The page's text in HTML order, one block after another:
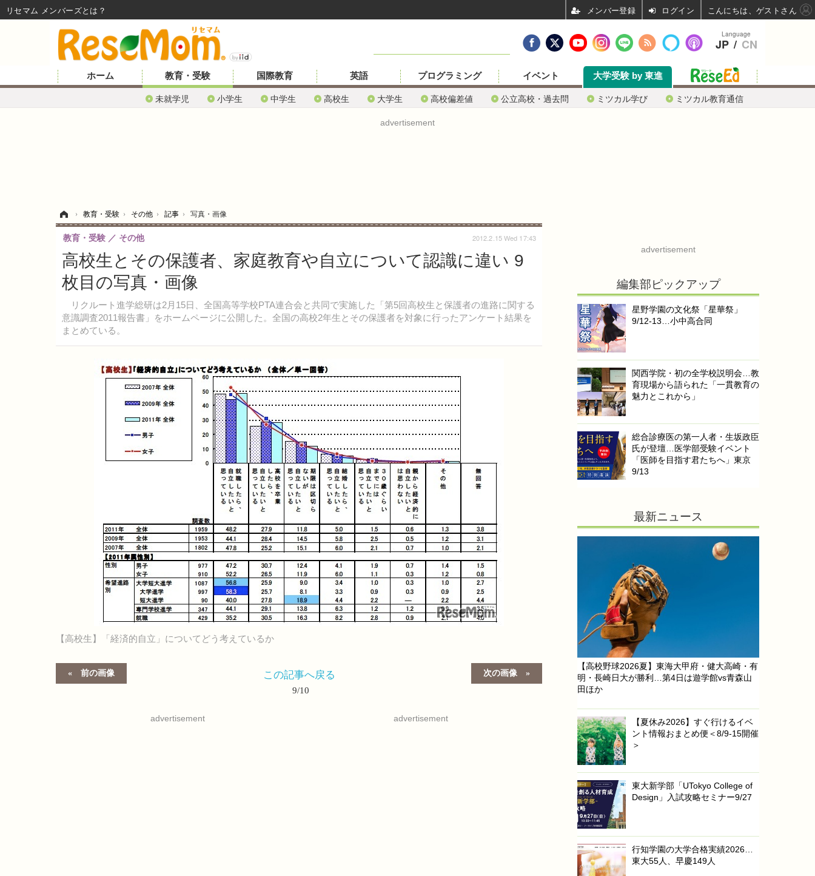
ホーム 教育・受験
未就学児 小学生 中学生 高校生 大学生 高校偏差値 公立高校・過去問 ミツカル学び ミツカル教育通信
国際教育 英語 プログラミング イベント 大学受験 by 東進
advertisement
› 教育・受験 › その他 › 記事 › 写真・画像
高校生とその保護者、家庭教育や自立について認識に違い 9
枚目の写真・画像
リクルート進学総研は2月15日、全国高等学校PTA連合会と共同で実施した「第5回高校生と保護者の進路に関する
意識調査2011報告書」をホームページに公開した。全国の高校2年生とその保護者を対象に行ったアンケート結果を
まとめている。
教育・受験 その他 2012.2.15 Wed 17:43
【高校生】「経済的自立」についてどう考えているか
前の画像 次の画像
この記事へ戻る
9/10
advertisement advertisement
advertisement
編集部ピックアップ
星野学園の文化祭「星華祭」
9/12-13…小中高合同
関西学院・初の全学校説明会…教
育現場から語られた「一貫教育の
魅力とこれから」
総合診療医の第一人者・生坂政臣
氏が登壇…医学部受験イベント
「医師を目指す君たちへ」東京
9/13
最新ニュース
【高校野球2026夏】東海大甲府・健大高崎・有
明・長崎日大が勝利…第4日は遊学館vs青森山
田ほか
【夏休み2026】すぐ行けるイベ
ント情報おまとめ便＜8/9-15開催
＞
東大新学部「UTokyo College of
Design」入試攻略セミナー9/27
行知学園の大学合格実績2026…
東大55人、早慶149人
Language
JP / CN
リセマム メンバーズ ログイン こんにちは、ゲストさん